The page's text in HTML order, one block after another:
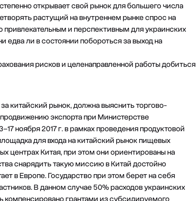
открывает свой рынок для большего числа
растущий на внутреннем рынке спрос на
привлекательным и перспективным для украинских
едва ли в состоянии побороться за выход на
рисков и целенаправленной работы добиться
китайский рынок, должна выяснить торгово-
экспорта при Министерстве
ноября 2017 г. в рамках проведения продуктовой
для входа на китайский рынок пищевых
центрах Китая, при этом они ориентированы на
снарядить такую миссию в Китай достойно
в Европе. Государство при этом берет на себя
В данном случае 50% расходов украинских